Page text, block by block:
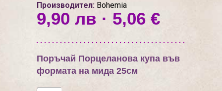
Производител: Bohemia
9,90 лв · 5,06 €
Поръчай Порцеланова купа във
формата на мида 25см